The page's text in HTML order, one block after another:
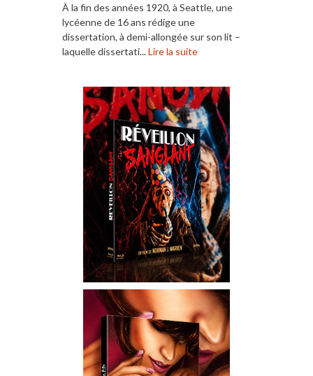
À la fin des années 1920, à Seattle, une
lycéenne de 16 ans rédige une
dissertation, à demi-allongée sur son lit –
laquelle dissertati...Lire la suite